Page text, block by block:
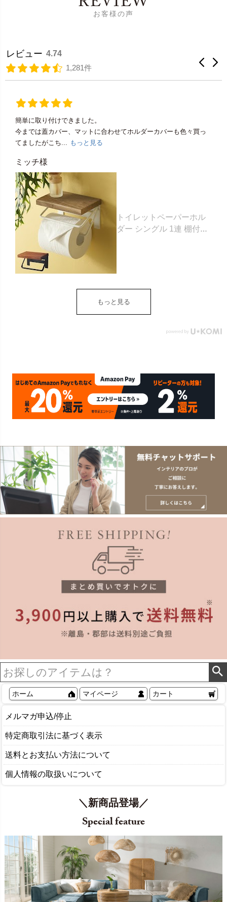
お客様の声
レビュー 4.74
1,281件
簡単に取り付けできました。
今までは蓋カバー、マットに合わせてホルダーカバーも色々買っ
てましたがこち...
もっと見る
ミッチ様
トイレットペーパーホル
ダー シングル 1連 棚付き
ダー 収納 DIY アンティー
ク ヴィンテージ ナチュラ
リア アジアン [84302] ホ
もっと見る
ホーム マイページ カート
メルマガ申込/停止
特定商取引法に基づく表示
送料とお支払い方法について
個人情報の取扱いについて
＼新商品登場／
Special feature